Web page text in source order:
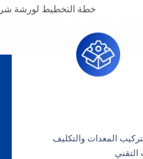
خطة التخطيط لورشة شراء
المعدات والتكليف
التقني